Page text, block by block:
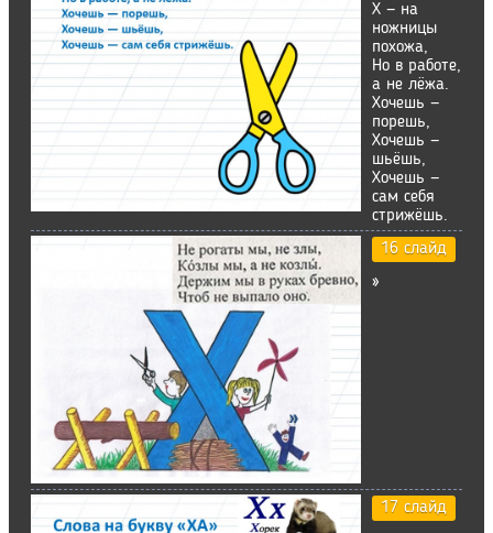
X — на
ножницы
похожа,
Но в работе,
а не лёжа.
Хочешь —
порешь,
Хочешь —
шьёшь,
Хочешь —
сам себя
стрижёшь.
16 слайд
»
17 слайд